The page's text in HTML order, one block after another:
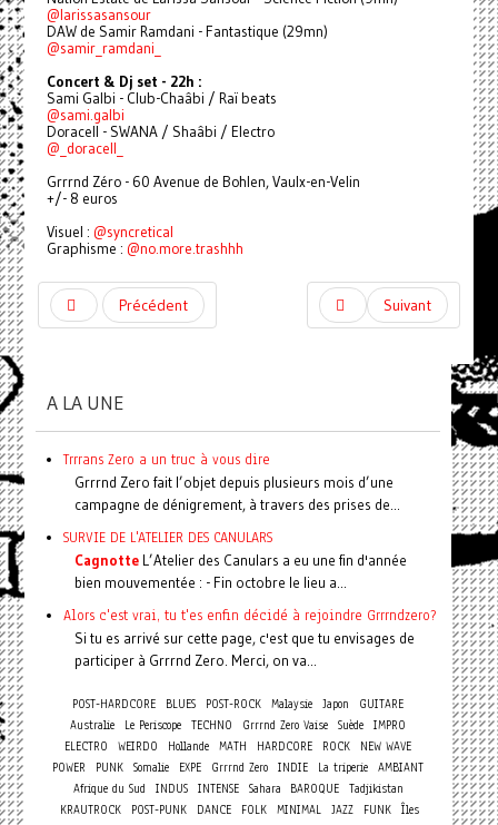
@larissasansour
DAW de Samir Ramdani - Fantastique (29mn)
@samir_ramdani_
Concert & Dj set - 22h :
Sami Galbi - Club-Chaâbi / Raï beats
@sami.galbi
Doracell - SWANA / Shaâbi / Electro
@_doracell_
Grrrnd Zéro - 60 Avenue de Bohlen, Vaulx-en-Velin
+/- 8 euros
Visuel : @syncretical
Graphisme : @no.more.trashhh
Précédent Suivant
A LA UNE
Trrrans Zero a un truc à vous dire
Grrrnd Zero fait l’objet depuis plusieurs mois d’une
campagne de dénigrement, à travers des prises de...
SURVIE DE L'ATELIER DES CANULARS
CagnotteL’Atelier des Canulars a eu une fin d'année
bien mouvementée : - Fin octobre le lieu a...
Alors c'est vrai, tu t'es enfin décidé à rejoindre Grrrndzero?
Si tu es arrivé sur cette page, c'est que tu envisages de
participer à Grrrnd Zero. Merci, on va...
POST-HARDCORE BLUES POST-ROCK Malaysie Japon
GUITARE
Australie
Le Periscope TECHNO Grrrnd Zero Vaise Suède IMPRO
ELECTRO
WEIRDO Hollande MATH HARDCORE ROCK
NEW WAVE
POWER
PUNK Somalie EXPE Grrrnd Zero INDIE La triperie AMBIANT
Afrique du Sud
INDUS INTENSE Sahara BAROQUE
Tadjikistan
KRAUTROCK
POST-PUNK DANCE FOLK MINIMAL JAZZ FUNK
Îles